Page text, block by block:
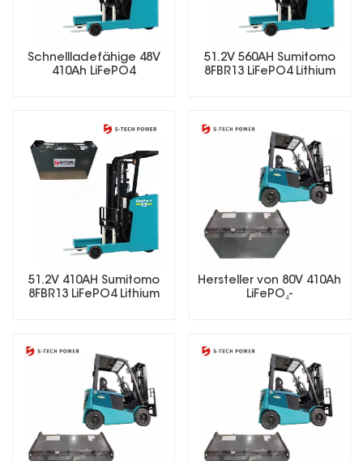
Schnellladefähige 48V
410Ah LiFePO4
51.2V 560AH Sumitomo
8FBR13 LiFePO4 Lithium
51.2V 410AH Sumitomo
8FBR13 LiFePO4 Lithium
Hersteller von 80V 410Ah
LiFePO₄-